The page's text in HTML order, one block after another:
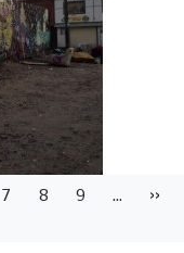
Página
7 Página
8 Página
9 … ››